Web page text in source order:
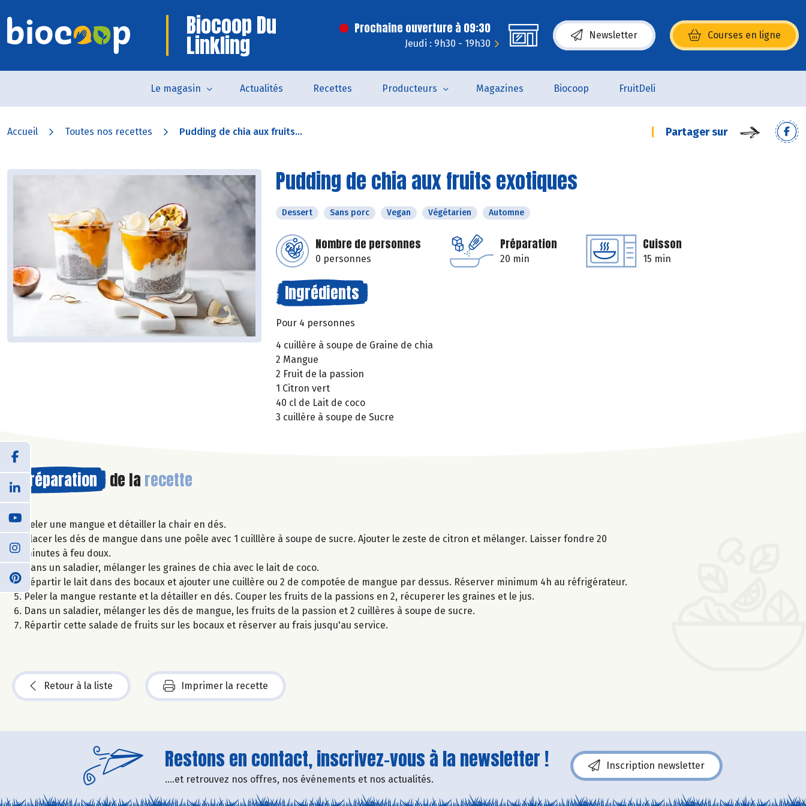
Biocoop Du
Linkling
Prochaine ouverture à 09:30
Jeudi : 9h30 - 19h30
Newsletter Courses en ligne
(s’ouvre dans une nouvelle fenêtre)
Le magasin Actualités Recettes Producteurs Magazines Biocoop FruitDeli
Accueil Toutes nos recettes Pudding de chia aux fruits... Partager sur
Pudding de chia aux fruits exotiques
Dessert Sans porc Vegan Végétarien Automne
Nombre de personnes
0 personnes
Préparation
20 min
Cuisson
15 min
Ingrédients
Pour 4 personnes
4 cuillère à soupe de Graine de chia
2 Mangue
2 Fruit de la passion
1 Citron vert
40 cl de Lait de coco
3 cuillère à soupe de Sucre
Préparation de la recette
Peler une mangue et détailler la chair en dés.
Placer les dés de mangue dans une poêle avec 1 cuilllère à soupe de sucre. Ajouter le zeste de citron et mélanger. Laisser fondre 20
minutes à feu doux.
Dans un saladier, mélanger les graines de chia avec le lait de coco.
Répartir le lait dans des bocaux et ajouter une cuillère ou 2 de compotée de mangue par dessus. Réserver minimum 4h au réfrigérateur.
Peler la mangue restante et la détailler en dés. Couper les fruits de la passions en 2, récuperer les graines et le jus.
Dans un saladier, mélanger les dés de mangue, les fruits de la passion et 2 cuillères à soupe de sucre.
Répartir cette salade de fruits sur les bocaux et réserver au frais jusqu'au service.
Retour à la liste Imprimer la recette
Restons en contact, inscrivez-vous à la newsletter !
....et retrouvez nos offres, nos événements et nos actualités.
Inscription newsletter